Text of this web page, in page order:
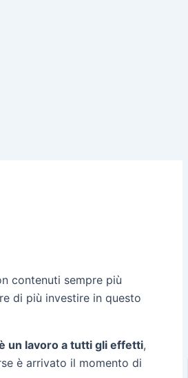
contenuti sempre più
di più investire in questo
un lavoro a tutti gli effetti,
è arrivato il momento di